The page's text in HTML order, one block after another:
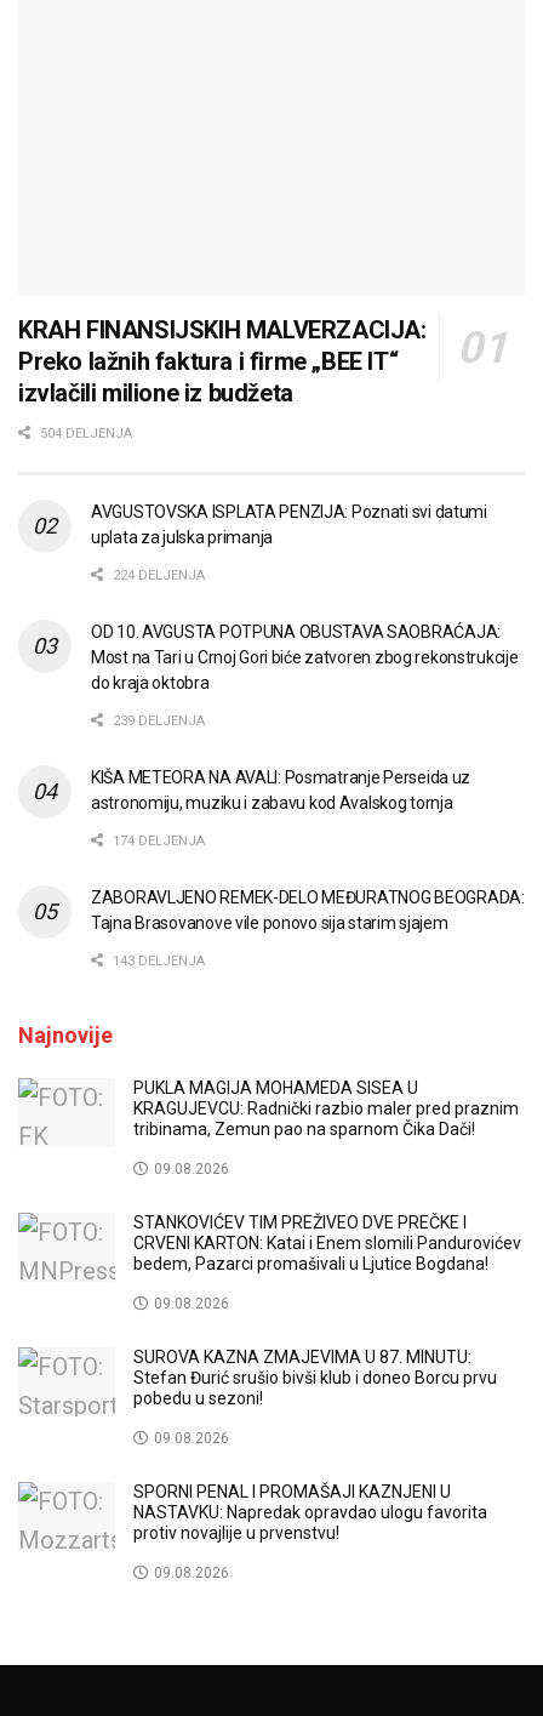
KRAH FINANSIJSKIH MALVERZACIJA:
Preko lažnih faktura i firme „BEE IT“
izvlačili milione iz budžeta
504 DELJENJA
AVGUSTOVSKA ISPLATA PENZIJA: Poznati svi datumi
uplata za julska primanja
224 DELJENJA
OD 10. AVGUSTA POTPUNA OBUSTAVA SAOBRAĆAJA:
Most na Tari u Crnoj Gori biće zatvoren zbog rekonstrukcije
do kraja oktobra
239 DELJENJA
KIŠA METEORA NA AVALI: Posmatranje Perseida uz
astronomiju, muziku i zabavu kod Avalskog tornja
174 DELJENJA
ZABORAVLJENO REMEK-DELO MEĐURATNOG BEOGRADA:
Tajna Brasovanove vile ponovo sija starim sjajem
143 DELJENJA
Najnovije
PUKLA MAGIJA MOHAMEDA SISEA U
KRAGUJEVCU: Radnički razbio maler pred praznim
tribinama, Zemun pao na sparnom Čika Dači!
09.08.2026
STANKOVIĆEV TIM PREŽIVEO DVE PREČKE I
CRVENI KARTON: Katai i Enem slomili Pandurovićev
bedem, Pazarci promašivali u Ljutice Bogdana!
09.08.2026
SUROVA KAZNA ZMAJEVIMA U 87. MINUTU:
Stefan Đurić srušio bivši klub i doneo Borcu prvu
pobedu u sezoni!
09.08.2026
SPORNI PENAL I PROMAŠAJI KAZNJENI U
NASTAVKU: Napredak opravdao ulogu favorita
protiv novajlije u prvenstvu!
09.08.2026